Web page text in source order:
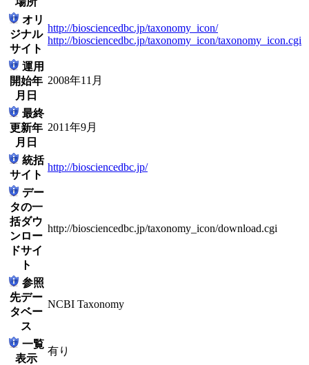
オリ
ジナル
サイト
http://biosciencedbc.jp/taxonomy_icon/
http://biosciencedbc.jp/taxonomy_icon/taxonomy_icon.cgi
運用
開始年
月日
2008年11月
最終
更新年
月日
2011年9月
統括
サイト
http://biosciencedbc.jp/
デー
タの一
括ダウ
ンロー
ドサイ
ト
http://biosciencedbc.jp/taxonomy_icon/download.cgi
参照
先デー
タベー
ス
NCBI Taxonomy
一覧
表示
有り